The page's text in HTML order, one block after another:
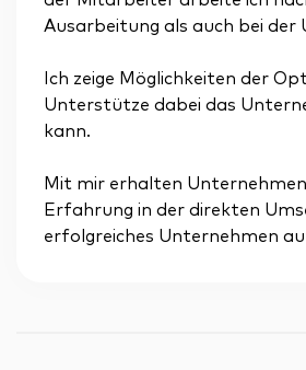
Ausarbeitung als auch bei der
Ich zeige Möglichkeiten der
Unterstütze dabei das
kann.
Mit mir erhalten
Erfahrung in der direkten
erfolgreiches Unternehmen